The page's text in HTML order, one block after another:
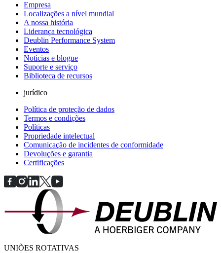
Empresa
Localizações a nível mundial
A nossa história
Liderança tecnológica
Deublin Performance System
Eventos
Notícias e blogue
Suporte e serviço
Biblioteca de recursos
jurídico
Política de proteção de dados
Termos e condições
Políticas
Propriedade intelectual
Comunicação de incidentes de conformidade
Devoluções e garantia
Certificações
UNIÕES ROTATIVAS